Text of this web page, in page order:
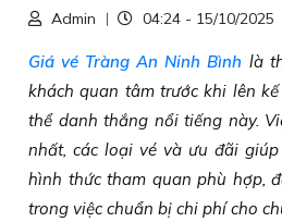
Admin 04:24 - 15/10/2025
Giá vé Tràng An Ninh Bình là
khách quan tâm trước khi lên
thể danh thắng nổi tiếng này.
nhất, các loại vé và ưu đãi
hình thức tham quan phù hợp,
trong việc chuẩn bị chi phí cho